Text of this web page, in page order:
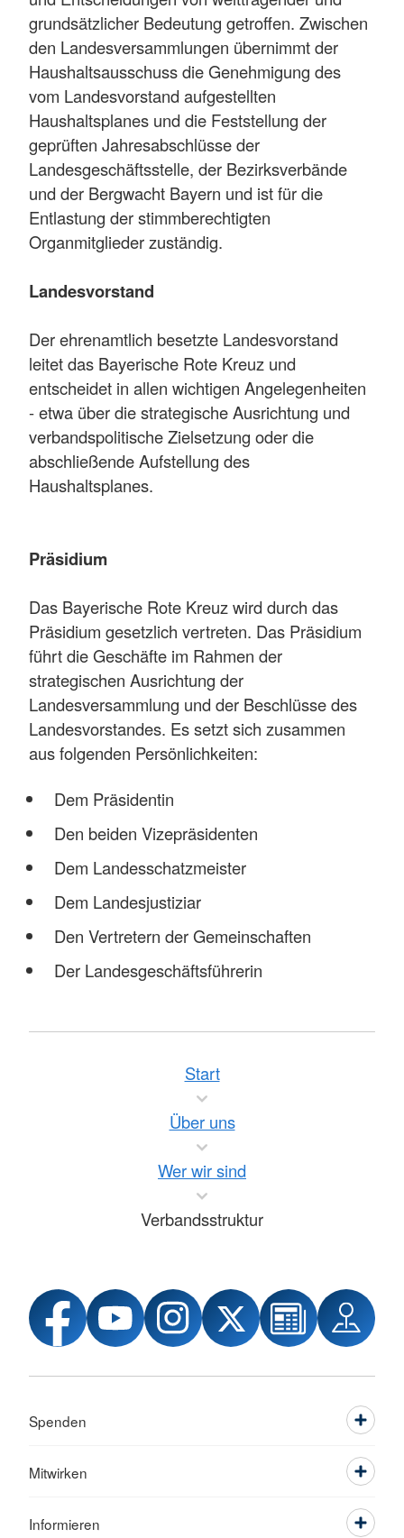
grundsätzlicher Bedeutung getroffen. Zwischen
den Landesversammlungen übernimmt der
Haushaltsausschuss die Genehmigung des
vom Landesvorstand aufgestellten
Haushaltsplanes und die Feststellung der
geprüften Jahresabschlüsse der
Landesgeschäftsstelle, der Bezirksverbände
und der Bergwacht Bayern und ist für die
Entlastung der stimmberechtigten
Organmitglieder zuständig.
Landesvorstand
Der ehrenamtlich besetzte Landesvorstand
leitet das Bayerische Rote Kreuz und
entscheidet in allen wichtigen Angelegenheiten
- etwa über die strategische Ausrichtung und
verbandspolitische Zielsetzung oder die
abschließende Aufstellung des
Haushaltsplanes.
Präsidium
Das Bayerische Rote Kreuz wird durch das
Präsidium gesetzlich vertreten. Das Präsidium
führt die Geschäfte im Rahmen der
strategischen Ausrichtung der
Landesversammlung und der Beschlüsse des
Landesvorstandes. Es setzt sich zusammen
aus folgenden Persönlichkeiten:
Dem Präsidentin
Den beiden Vizepräsidenten
Dem Landesschatzmeister
Dem Landesjustiziar
Den Vertretern der Gemeinschaften
Der Landesgeschäftsführerin
Start
Über uns
Wer wir sind
Verbandsstruktur
Spenden
Mitwirken
Informieren